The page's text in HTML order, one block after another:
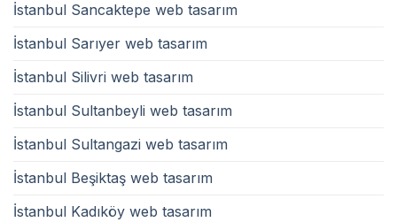
İstanbul Sancaktepe web tasarım
İstanbul Sarıyer web tasarım
İstanbul Silivri web tasarım
İstanbul Sultanbeyli web tasarım
İstanbul Sultangazi web tasarım
İstanbul Beşiktaş web tasarım
İstanbul Kadıköy web tasarım